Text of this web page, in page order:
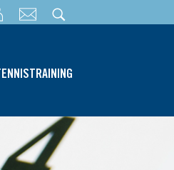
TENNISTRAINING